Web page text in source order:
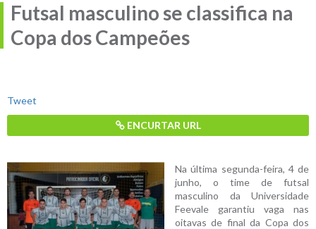
Futsal masculino se classifica na
Copa dos Campeões
Tweet
ENCURTAR URL
Na última segunda-feira, 4 de
junho, o time de futsal
masculino da Universidade
Feevale garantiu vaga nas
oitavas de final da Copa dos